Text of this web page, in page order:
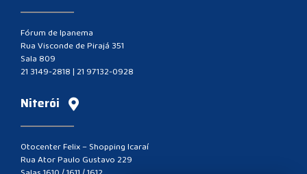
Fórum de Ipanema
Rua Visconde de Pirajá 351
Sala 809
21 3149-2818|21 97132-0928
Niterói
Otocenter Felix – Shopping Icaraí
Rua Ator Paulo Gustavo 229